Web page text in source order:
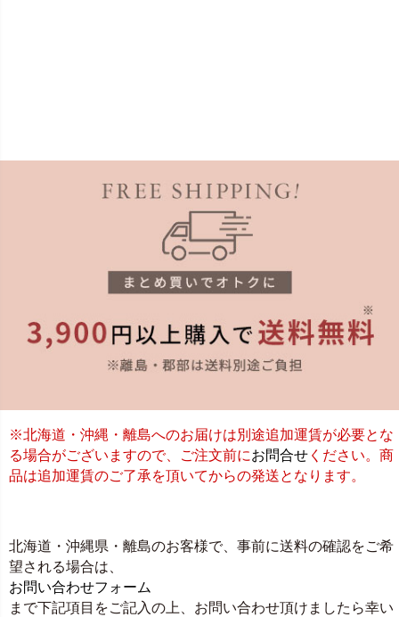
※北海道・沖縄・離島へのお届けは別途追加運賃が必要とな
る場合がございますので、ご注文前にお問合せ ください。商
品は追加運賃のご了承を頂いてからの発送となります。
北海道・沖縄県・離島のお客様で、事前に送料の確認をご希
望される場合は、
お問い合わせフォーム
まで下記項目をご記入の上、お問い合わせ頂けましたら幸い